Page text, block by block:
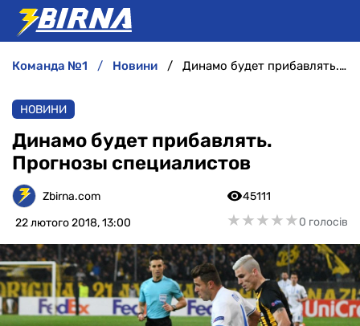
АНАЛІТИКА
ІНТЕРВ'Ю
РІЗНЕ
БУКМЕКЕРИ
команда №1 новини Динамо будет прибавлять. Прогнозы специалистов
НОВИНИ
Динамо будет прибавлять.
Прогнозы специалистов
Zbirna.com
22 лютого 2018, 13:00
45111
★★★★★
★★★★★0 голосів